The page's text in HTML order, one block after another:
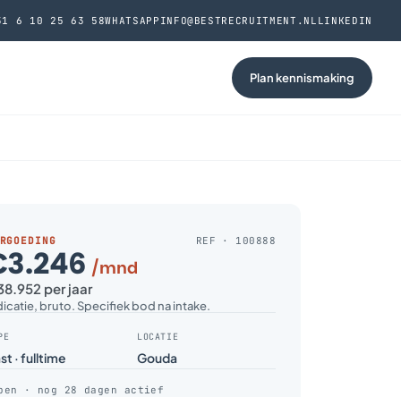
6 10 25 63 58WHATSAPP INFO@BESTRECRUITMENT.NL LINKEDIN
Plan kennismaking
REF · 100888
/mnd
per jaar
bruto. Specifiek bod na intake.
· fulltime
LOCATIE
Gouda
· nog 28 dagen actief